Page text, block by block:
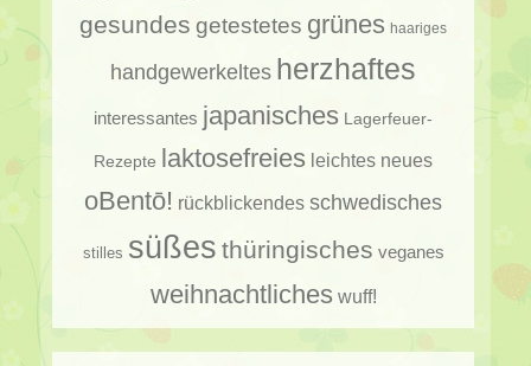
gesundes getestetes grünes haariges
handgewerkeltes herzhaftes
interessantes japanisches Lagerfeuer-
Rezepte laktosefreies leichtes neues
oBentō! rückblickendes schwedisches
stilles süßes thüringisches veganes
weihnachtliches wuff!